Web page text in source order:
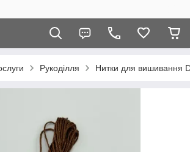
Рукоділля Нитки для вишивання